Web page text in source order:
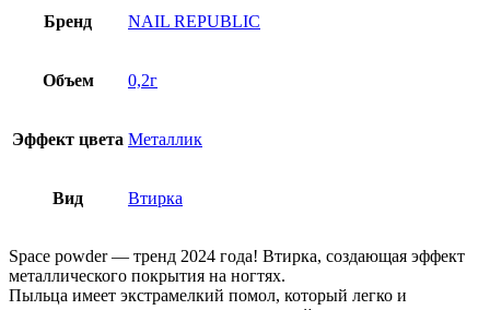
Бренд NAIL REPUBLIC
Объем 0,2г
Эффект цвета Металлик
Вид Втирка
Space powder — тренд 2024 года! Втирка, создающая эффект
металлического покрытия на ногтях.
Пыльца имеет экстрамелкий помол, который легко и